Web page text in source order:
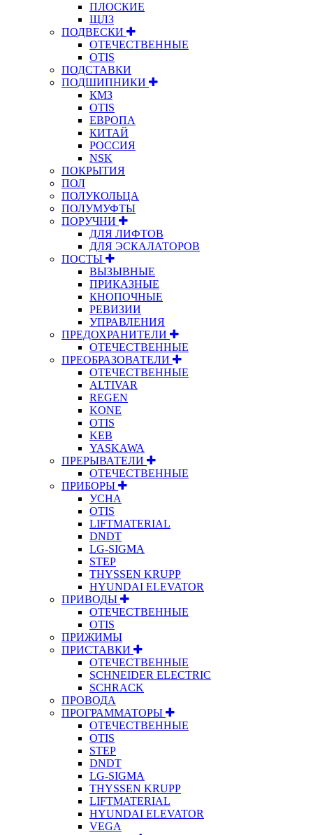
ПЛОСКИЕ
ЩЛЗ
ПОДВЕСКИ
ОТЕЧЕСТВЕННЫЕ
OTIS
ПОДСТАВКИ
ПОДШИПНИКИ
КМЗ
OTIS
ЕВРОПА
КИТАЙ
РОССИЯ
NSK
ПОКРЫТИЯ
ПОЛ
ПОЛУКОЛЬЦА
ПОЛУМУФТЫ
ПОРУЧНИ
ДЛЯ ЛИФТОВ
ДЛЯ ЭСКАЛАТОРОВ
ПОСТЫ
ВЫЗЫВНЫЕ
ПРИКАЗНЫЕ
КНОПОЧНЫЕ
РЕВИЗИИ
УПРАВЛЕНИЯ
ПРЕДОХРАНИТЕЛИ
ОТЕЧЕСТВЕННЫЕ
ПРЕОБРАЗОВАТЕЛИ
ОТЕЧЕСТВЕННЫЕ
ALTIVAR
REGEN
KONE
OTIS
KEB
YASKAWA
ПРЕРЫВАТЕЛИ
ОТЕЧЕСТВЕННЫЕ
ПРИБОРЫ
УСНА
OTIS
LIFTMATERIAL
DNDT
LG-SIGMA
STEP
THYSSEN KRUPP
HYUNDAI ELEVATOR
ПРИВОДЫ
ОТЕЧЕСТВЕННЫЕ
OTIS
ПРИЖИМЫ
ПРИСТАВКИ
ОТЕЧЕСТВЕННЫЕ
SCHNEIDER ELECTRIC
SCHRACK
ПРОВОДА
ПРОГРАММАТОРЫ
ОТЕЧЕСТВЕННЫЕ
OTIS
STEP
DNDT
LG-SIGMA
THYSSEN KRUPP
LIFTMATERIAL
HYUNDAI ELEVATOR
VEGA